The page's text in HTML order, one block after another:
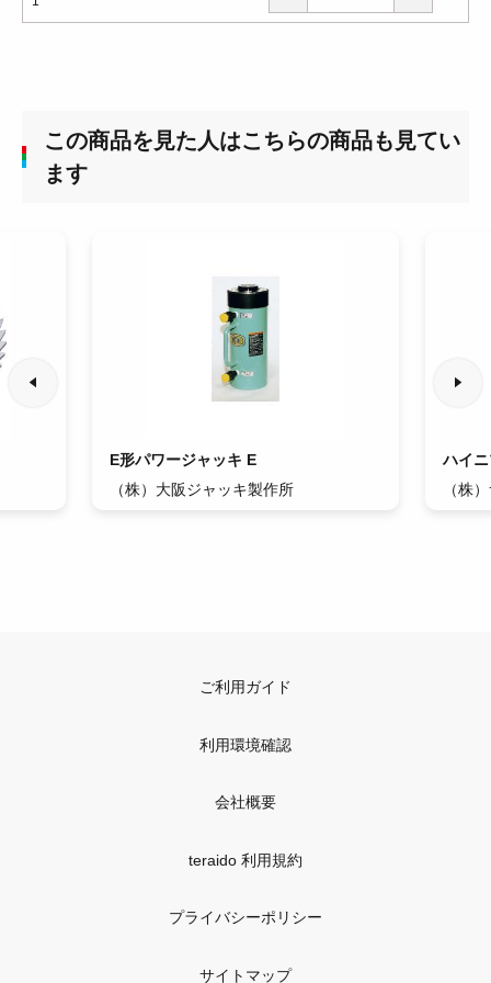
この商品を見た人はこちらの商品も見てい
ます
E形パワージャッキ E
（株）大阪ジャッキ製作所
ハイ
（株
ご利用ガイド
利用環境確認
会社概要
teraido 利用規約
プライバシーポリシー
サイトマップ